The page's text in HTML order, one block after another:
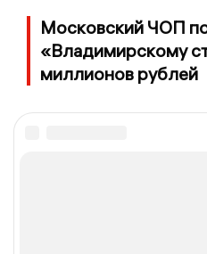
Московский ЧОП
«Владимирскому
миллионов рублей